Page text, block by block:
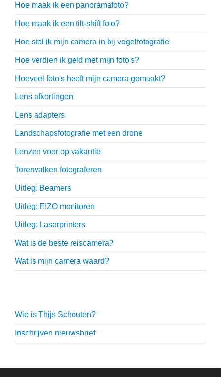
Hoe maak ik een panoramafoto?
Hoe maak ik een tilt-shift foto?
Hoe stel ik mijn camera in bij vogelfotografie
Hoe verdien ik geld met mijn foto's?
Hoeveel foto's heeft mijn camera gemaakt?
Lens afkortingen
Lens adapters
Landschapsfotografie met een drone
Lenzen voor op vakantie
Torenvalken fotograferen
Uitleg: Beamers
Uitleg: EIZO monitoren
Uitleg: Laserprinters
Wat is de beste reiscamera?
Wat is mijn camera waard?
Wie is Thijs Schouten?
Inschrijven nieuwsbrief